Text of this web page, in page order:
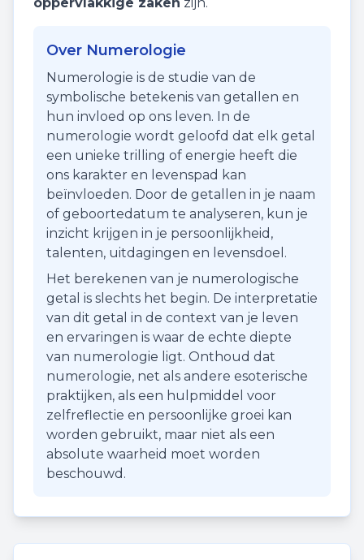
Over Numerologie
Numerologie is de studie van de
symbolische betekenis van getallen en
hun invloed op ons leven. In de
numerologie wordt geloofd dat elk getal
een unieke trilling of energie heeft die
ons karakter en levenspad kan
beïnvloeden. Door de getallen in je naam
of geboortedatum te analyseren, kun je
inzicht krijgen in je persoonlijkheid,
talenten, uitdagingen en levensdoel.
Het berekenen van je numerologische
getal is slechts het begin. De interpretatie
van dit getal in de context van je leven
en ervaringen is waar de echte diepte
van numerologie ligt. Onthoud dat
numerologie, net als andere esoterische
praktijken, als een hulpmiddel voor
zelfreflectie en persoonlijke groei kan
worden gebruikt, maar niet als een
absolute waarheid moet worden
beschouwd.